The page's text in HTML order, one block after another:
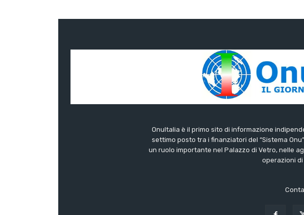
OnuItalia è il primo sito di informazione
settimo posto tra i finanziatori del “Sistema
un ruolo importante nel Palazzo di Vetro, nelle
operazioni di